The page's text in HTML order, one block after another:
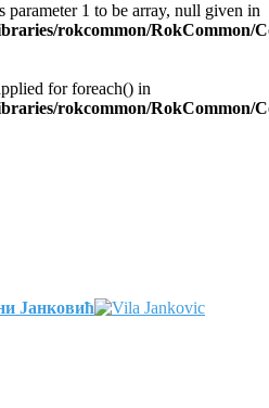
parameter 1 to be array, null given in
rokcommon/RokCommon/
for foreach() in
rokcommon/RokCommon/
Јанковић